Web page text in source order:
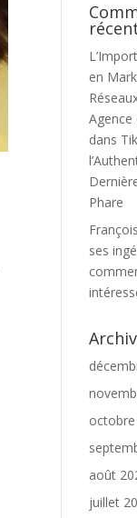
en
Agence
dans
Phare
François
ses
octobre
août
juillet